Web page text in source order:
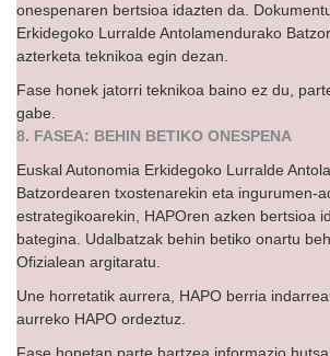
onespenaren bertsioa idazten da.
Erkidegoko Lurralde Antolamendurako
azterketa teknikoa egin dezan.
Fase honek jatorri teknikoa baino ez du,
gabe.
8. FASEA: BEHIN BETIKO ONESPENA
Euskal Autonomia Erkidegoko Lurralde
Batzordearen txostenarekin eta ingurumen-
estrategikoarekin, HAPOren azken bertsioa
bategina. Udalbatzak behin betiko onartu
Ofizialean argitaratu.
Une horretatik aurrera, HAPO berria
aurreko HAPO ordeztuz.